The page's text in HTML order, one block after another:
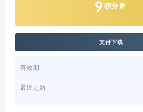
9 积分
支付下载
有效期
最近更新